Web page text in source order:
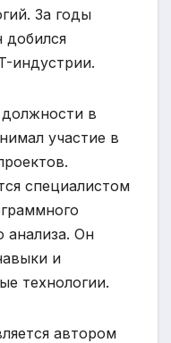
За годы
добился
индустрии.
в
участие в
специалистом
анализа. Он
и
технологии.
автором